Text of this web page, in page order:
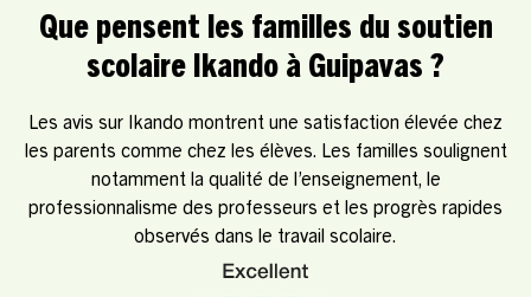
Que pensent les familles du soutien
scolaire Ikando à Guipavas ?
Les avis sur Ikando montrent une satisfaction élevée chez
les parents comme chez les élèves. Les familles soulignent
notamment la qualité de l’enseignement, le
professionnalisme des professeurs et les progrès rapides
observés dans le travail scolaire.